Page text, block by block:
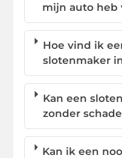
mijn auto heb
Hoe vind ik
slotenmaker
Kan een
zonder
Kan ik een